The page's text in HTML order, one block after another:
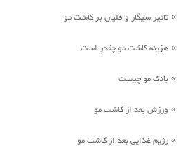
» تاثیر سیگار و قلیان بر کاشت مو
» هزینه کاشت مو چقدر است
» بانک مو چیست
» ورزش بعد از کاشت مو
» رژیم غذایی بعد از کاشت مو